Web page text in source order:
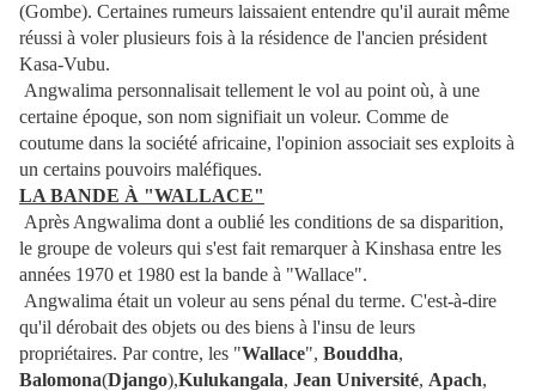
(Gombe). Certaines rumeurs laissaient entendre qu'il aurait même
réussi à voler plusieurs fois à la résidence de l'ancien président
Kasa-Vubu.
Angwalima personnalisait tellement le vol au point où, à une
certaine époque, son nom signifiait un voleur. Comme de
coutume dans la société africaine, l'opinion associait ses exploits à
un certains pouvoirs maléfiques.
LA BANDE À "WALLACE"
Après Angwalima dont a oublié les conditions de sa disparition,
le groupe de voleurs qui s'est fait remarquer à Kinshasa entre les
années 1970 et 1980 est la bande à "Wallace".
Angwalima était un voleur au sens pénal du terme. C'est-à-dire
qu'il dérobait des objets ou des biens à l'insu de leurs
propriétaires. Par contre, les "Wallace", Bouddha,
Balomona(Django),Kulukangala, Jean Université, Apach,